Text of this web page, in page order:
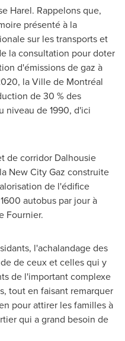
Harel. Rappelons que,
présenté à la
sur les transports et
la consultation pour doter
d'émissions de gaz à
la Ville de Montréal
de 30 % des
niveau de 1990, d'ici
de corridor Dalhousie
New City Gaz construite
de l'édifice
autobus par jour à
Fournier.
l'achalandage des
de ceux et celles qui y
de l'important complexe
tout en faisant remarquer
pour attirer les familles à
qui a grand besoin de